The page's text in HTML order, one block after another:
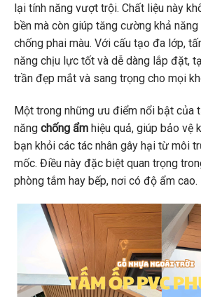
lại tính năng vượt trội. Chất liệu này
bền mà còn giúp tăng cường khả
chống phai màu. Với cấu tạo đa lớp,
năng chịu lực tốt và dễ dàng lắp đặt,
trần đẹp mắt và sang trọng cho mọi
Một trong những ưu điểm nổi bật của
năng chống ẩm hiệu quả, giúp bảo vệ
bạn khỏi các tác nhân gây hại từ môi
mốc. Điều này đặc biệt quan trọng
phòng tắm hay bếp, nơi có độ ẩm cao.